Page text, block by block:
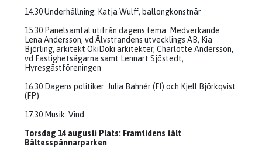
14.30 Underhållning: Katja Wulff, ballongkonstnär
15.30 Panelsamtal utifrån dagens tema. Medverkande
Lena Andersson, vd Älvstrandens utvecklings AB, Kia
Björling, arkitekt OkiDoki arkitekter, Charlotte Andersson,
vd Fastighetsägarna samt Lennart Sjöstedt,
Hyresgästföreningen
16.30 Dagens politiker: Julia Bahnér (FI) och Kjell Björkqvist
(FP)
17.30 Musik: Vind
Torsdag 14 augusti Plats: Framtidens tält
Bältesspännarparken